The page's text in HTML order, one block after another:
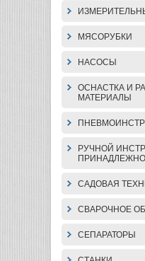
МЯСОРУБКИ
НАСОСЫ
ОСНАСТКА И
МАТЕРИАЛЫ
РУЧНОЙ
САДОВАЯ
СВАРОЧНОЕ
СЕПАРАТОРЫ